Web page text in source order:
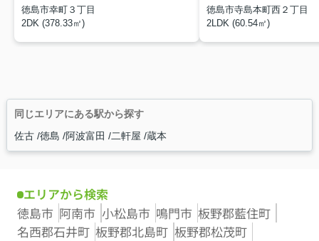
徳島市幸町３丁目
2DK (378.33㎡)
徳島市寺島本町西２丁目
2LDK (60.54㎡)
同じエリアにある駅から探す
佐古 徳島 阿波富田 二軒屋 蔵本
エリアから検索
徳島市 阿南市 小松島市 鳴門市 板野郡藍住町
名西郡石井町 板野郡北島町 板野郡松茂町